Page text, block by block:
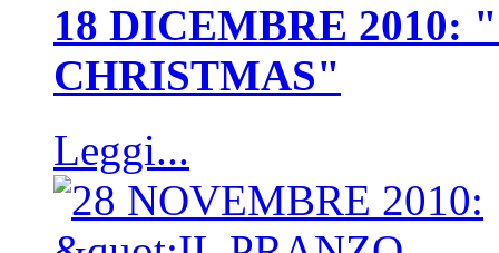
18 DICEMBRE 2010:
CHRISTMAS"
Leggi...